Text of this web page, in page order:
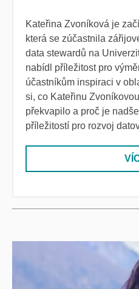
Kateřina Zvoníková je
která se zúčastnila
data stewardů na
nabídl příležitost pro
účastníkům inspiraci v
si, co Kateřinu
překvapilo a proč je
příležitostí pro rozvoj